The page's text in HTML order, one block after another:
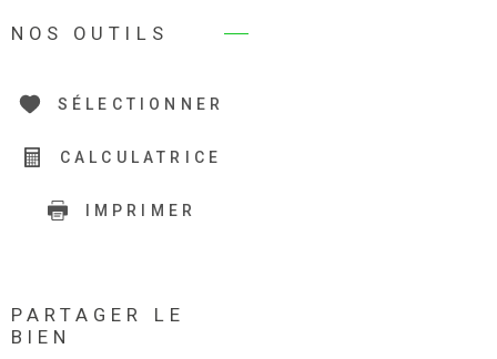
NOS OUTILS
SÉLECTIONNER
CALCULATRICE
IMPRIMER
PARTAGER LE
BIEN